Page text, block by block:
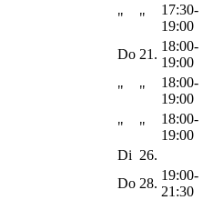
" "
17:30-
19:00
Do 21.
18:00-
19:00
" "
18:00-
19:00
" "
18:00-
19:00
Di 26.
Do 28.
19:00-
21:30